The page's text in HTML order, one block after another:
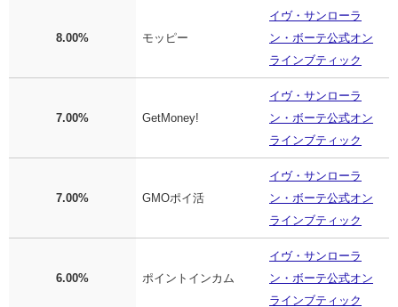
8.00% モッピー
イヴ・サンローラ
ン・ボーテ公式オン
ラインブティック
7.00% GetMoney!
イヴ・サンローラ
ン・ボーテ公式オン
ラインブティック
7.00% GMOポイ活
イヴ・サンローラ
ン・ボーテ公式オン
ラインブティック
6.00% ポイントインカム
イヴ・サンローラ
ン・ボーテ公式オン
ラインブティック